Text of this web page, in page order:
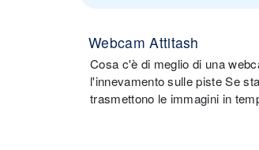
Webcam Attitash
Cosa c'è di meglio di una
l'innevamento sulle piste Se
trasmettono le immagini in